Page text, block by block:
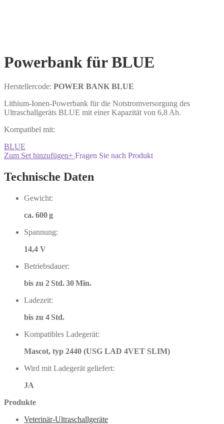
Powerbank für BLUE
Herstellercode: POWER BANK BLUE
Lithium-Ionen-Powerbank für die Notstromversorgung des
Ultraschallgeräts BLUE mit einer Kapazität von 6,8 Ah.
Kompatibel mit:
BLUE
Zum Set hinzufügen+ Fragen Sie nach Produkt
Technische Daten
Gewicht:
ca. 600 g
Spannung:
14,4 V
Betriebsdauer:
bis zu 2 Std. 30 Min.
Ladezeit:
bis zu 4 Std.
Kompatibles Ladegerät:
Mascot, typ 2440 (USG LAD 4VET SLIM)
Wird mit Ladegerät geliefert:
JA
Produkte
Veterinär-Ultraschallgeräte